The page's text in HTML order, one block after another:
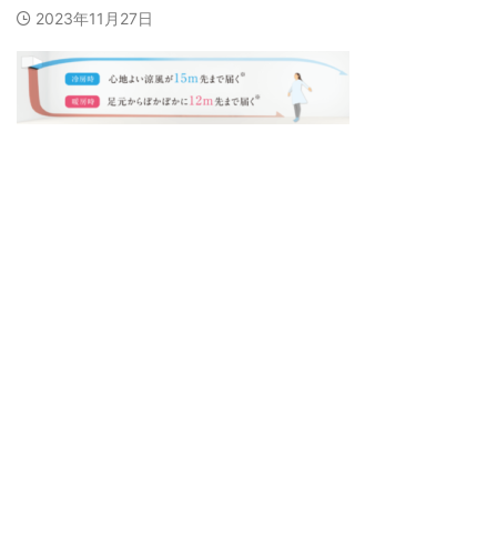
2023年11月27日